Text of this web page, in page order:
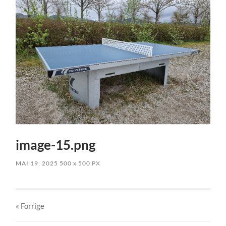
image-15.png
MAI 19, 2025 500x 500 PX
« Forrige